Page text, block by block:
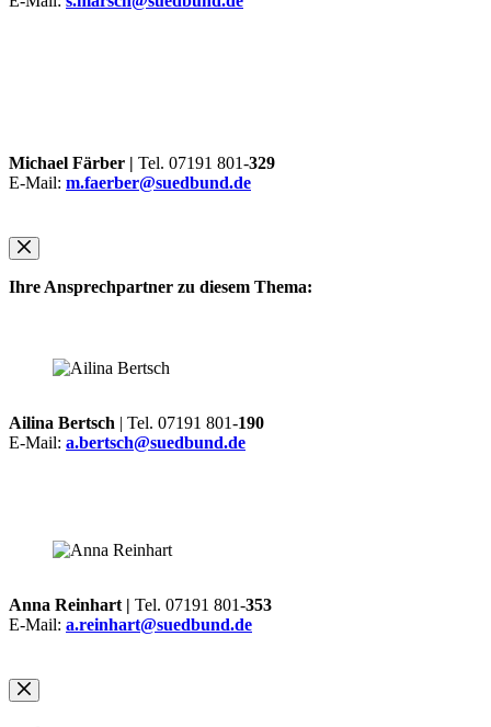
Michael Färber | Tel. 07191 801-329
E-Mail: m.faerber@suedbund.de
Ihre Ansprechpartner zu diesem Thema:
Ailina Bertsch | Tel. 07191 801-190
E-Mail: a.bertsch@suedbund.de
Anna Reinhart | Tel. 07191 801-353
E-Mail: a.reinhart@suedbund.de